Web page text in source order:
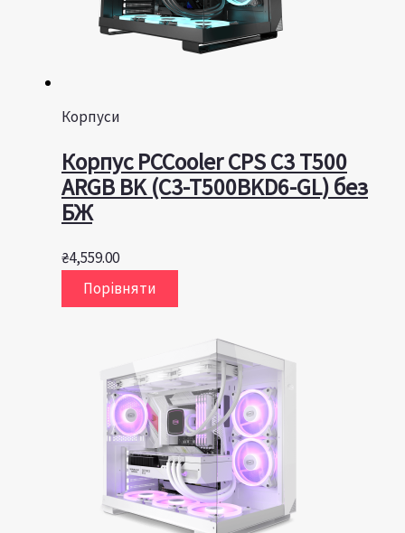
Корпуси
Корпус PCCooler CPS C3 T500
ARGB BK (C3-T500BKD6-GL) без
БЖ
₴4,559.00
Порівняти